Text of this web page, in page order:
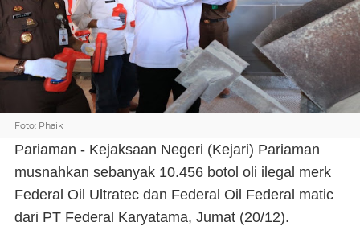
Foto: Phaik
Pariaman - Kejaksaan Negeri (Kejari) Pariaman
musnahkan sebanyak 10.456 botol oli ilegal merk
Federal Oil Ultratec dan Federal Oil Federal matic
dari PT Federal Karyatama, Jumat (20/12).